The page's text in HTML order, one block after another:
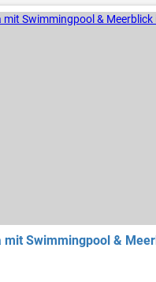
mit Swimmingpool &